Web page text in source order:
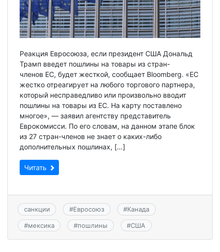
Реакция Евросоюза, если президент США Дональд
Трамп введет пошлины на товары из стран-
членов ЕС, будет жесткой, сообщает Bloomberg. «ЕС
жестко отреагирует на любого торгового партнера,
который несправедливо или произвольно вводит
пошлины на товары из ЕС. На карту поставлено
многое», — заявил агентству представитель
Еврокомисси. По его словам, на данном этапе блок
из 27 стран-членов не знает о каких-либо
дополнительных пошлинах, […]
Читать
санкции #Евросоюз #Канада
#мексика #пошлины #США